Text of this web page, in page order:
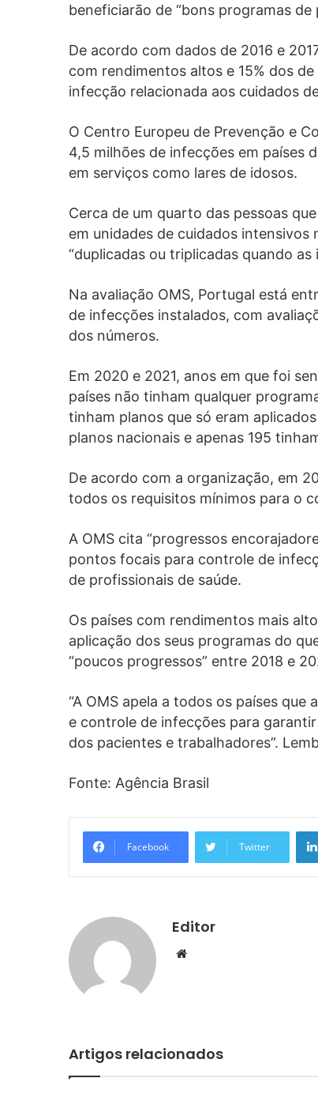
beneficiarão de “bons programas
De acordo com dados de 2016 e
com rendimentos altos e 15% dos
infecção relacionada aos cuidados de
O Centro Europeu de Prevenção e
4,5 milhões de infecções em países
em serviços como lares de idosos.
Cerca de um quarto das pessoas
em unidades de cuidados
“duplicadas ou triplicadas quando
Na avaliação OMS, Portugal está
de infecções instalados, com
dos números.
Em 2020 e 2021, anos em que foi
países não tinham qualquer
tinham planos que só eram
planos nacionais e apenas 195
De acordo com a organização, em
todos os requisitos mínimos para o
A OMS cita “progressos
pontos focais para controle de
de profissionais de saúde.
Os países com rendimentos mais
aplicação dos seus programas do
“poucos progressos” entre 2018 e
“A OMS apela a todos os países
e controle de infecções para
dos pacientes e trabalhadores”.
Fonte: Agência Brasil
Facebook Twitter
Editor
Website
Artigos relacionados